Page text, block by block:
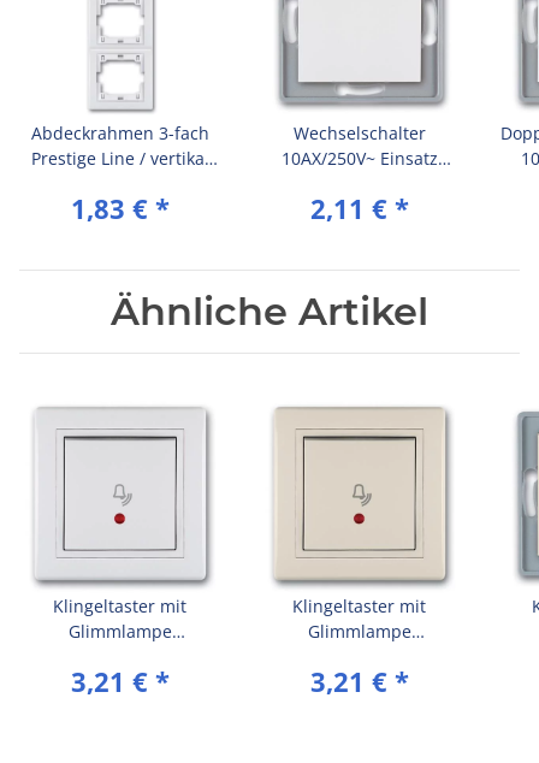
Abdeckrahmen 3-fach
Prestige Line / vertikal
Weiß (RAL 9003)
1,83 € *
Wechselschalter
10AX/250V~ Einsatz
Weiß (RAL 9003)
2,11 € *
Ähnliche Artikel
Klingeltaster mit
Glimmlampe
(komplett) Weiß (RAL
3,21 € *
Klingeltaster mit
Glimmlampe
(komplett) Beige (RAL
3,21 € *